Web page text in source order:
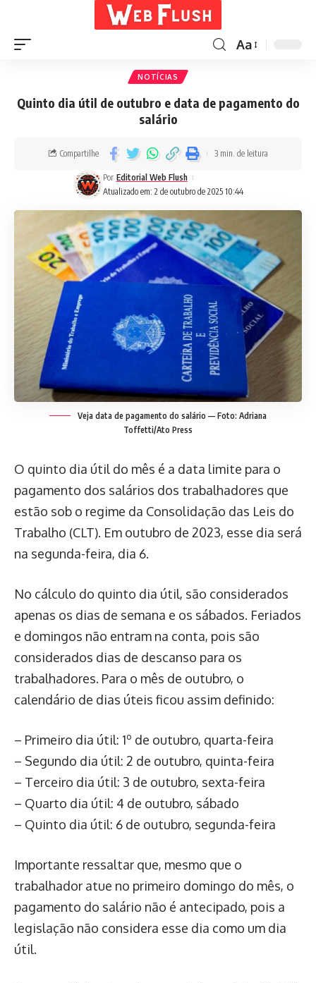
Aa
NOTÍCIAS
Quinto dia útil de outubro e data de pagamento do
salário
Atualizado em: 2 de outubro de 2025 10:44
Por Editorial Web Flush
Compartilhe 3 min. de leitura
Veja data de pagamento do salário — Foto: Adriana
Toffetti/Ato Press
O quinto dia útil do mês é a data limite para o
pagamento dos salários dos trabalhadores que
estão sob o regime da Consolidação das Leis do
Trabalho (CLT). Em outubro de 2023, esse dia será
na segunda-feira, dia 6.
No cálculo do quinto dia útil, são considerados
apenas os dias de semana e os sábados. Feriados
e domingos não entram na conta, pois são
considerados dias de descanso para os
trabalhadores. Para o mês de outubro, o
calendário de dias úteis ficou assim definido:
– Primeiro dia útil: 1º de outubro, quarta-feira
– Segundo dia útil: 2 de outubro, quinta-feira
– Terceiro dia útil: 3 de outubro, sexta-feira
– Quarto dia útil: 4 de outubro, sábado
– Quinto dia útil: 6 de outubro, segunda-feira
Importante ressaltar que, mesmo que o
trabalhador atue no primeiro domingo do mês, o
pagamento do salário não é antecipado, pois a
legislação não considera esse dia como um dia
útil.